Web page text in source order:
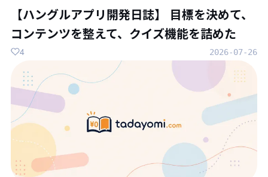
【ハングルアプリ開発日誌】 目標を決めて、
コンテンツを整えて、クイズ機能を詰めた
2026-07-26
4